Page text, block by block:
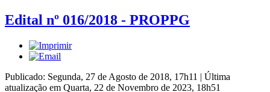
Edital nº 016/2018 - PROPPG
Publicado: Segunda, 27 de Agosto de 2018, 17h11 | Última
atualização em Quarta, 22 de Novembro de 2023, 18h51